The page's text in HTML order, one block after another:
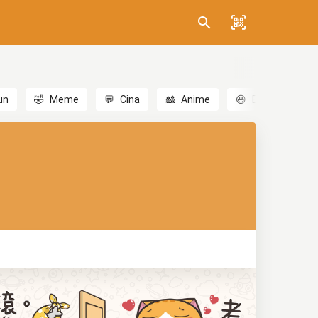
🤣 Meme 💬 Cina 🎎 Anime 😃